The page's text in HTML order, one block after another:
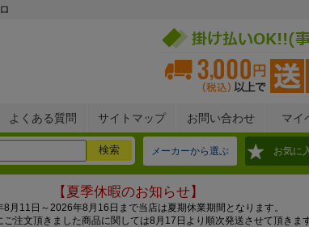
よくある質問 サイトマップ お問い合わせ マイ
メーカーから選ぶ お気に
【夏季休暇のお知らせ】
8月11日～2026年8月16日まで当店は夏期休業期間となります。
ご注文頂きました商品に関しては8月17日より順次発送させて頂きま